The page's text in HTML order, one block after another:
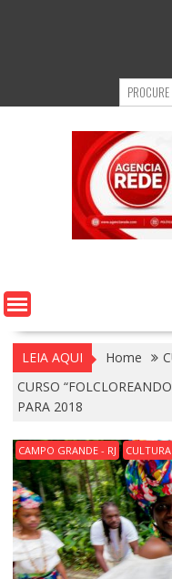
LEIA AQUI Home
CURSO
PARA 2018
CAMPO GRANDE - RJ CULTURA